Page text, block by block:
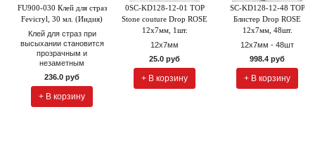
FU900-030 Клей для страз
Fevicryl, 30 мл. (Индия)
Клей для страз при
высыхании становится
прозрачным и
незаметным
236.0 руб
+ В корзину
0SC-KD128-12-01 TOP
Stone couture Drop ROSE
12х7мм, 1шт.
12х7мм
25.0 руб
+ В корзину
SC-KD128-12-48 TOP
Блистер Drop ROSE
12х7мм, 48шт.
12х7мм - 48шт
998.4 руб
+ В корзину